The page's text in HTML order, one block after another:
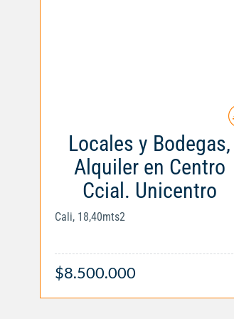
Locales y Bodegas,
Alquiler en Centro
Ccial. Unicentro
Cali, 18,40mts2
$8.500.000